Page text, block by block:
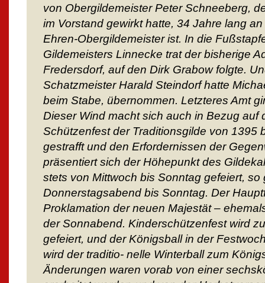
von Obergildemeister Peter Schneeberg,
im Vorstand gewirkt hatte, 34 Jahre lang
Ehren-Obergildemeister ist. In die
Gildemeisters Linnecke trat der bisherige
Fredersdorf, auf den Dirk Grabow folgte.
Schatzmeister Harald Steindorf hatte
beim Stabe, übernommen. Letzteres Amt
Dieser Wind macht sich auch in Bezug auf
Schützenfest der Traditionsgilde von 1395
gestrafft und den Erfordernissen der
präsentiert sich der Höhepunkt des
stets von Mittwoch bis Sonntag gefeiert,
Donnerstagsabend bis Sonntag. Der
Proklamation der neuen Majestät –
der Sonnabend. Kinderschützenfest wird
gefeiert, und der Königsball in der
wird der traditio- nelle Winterball zum
Änderungen waren vorab von einer